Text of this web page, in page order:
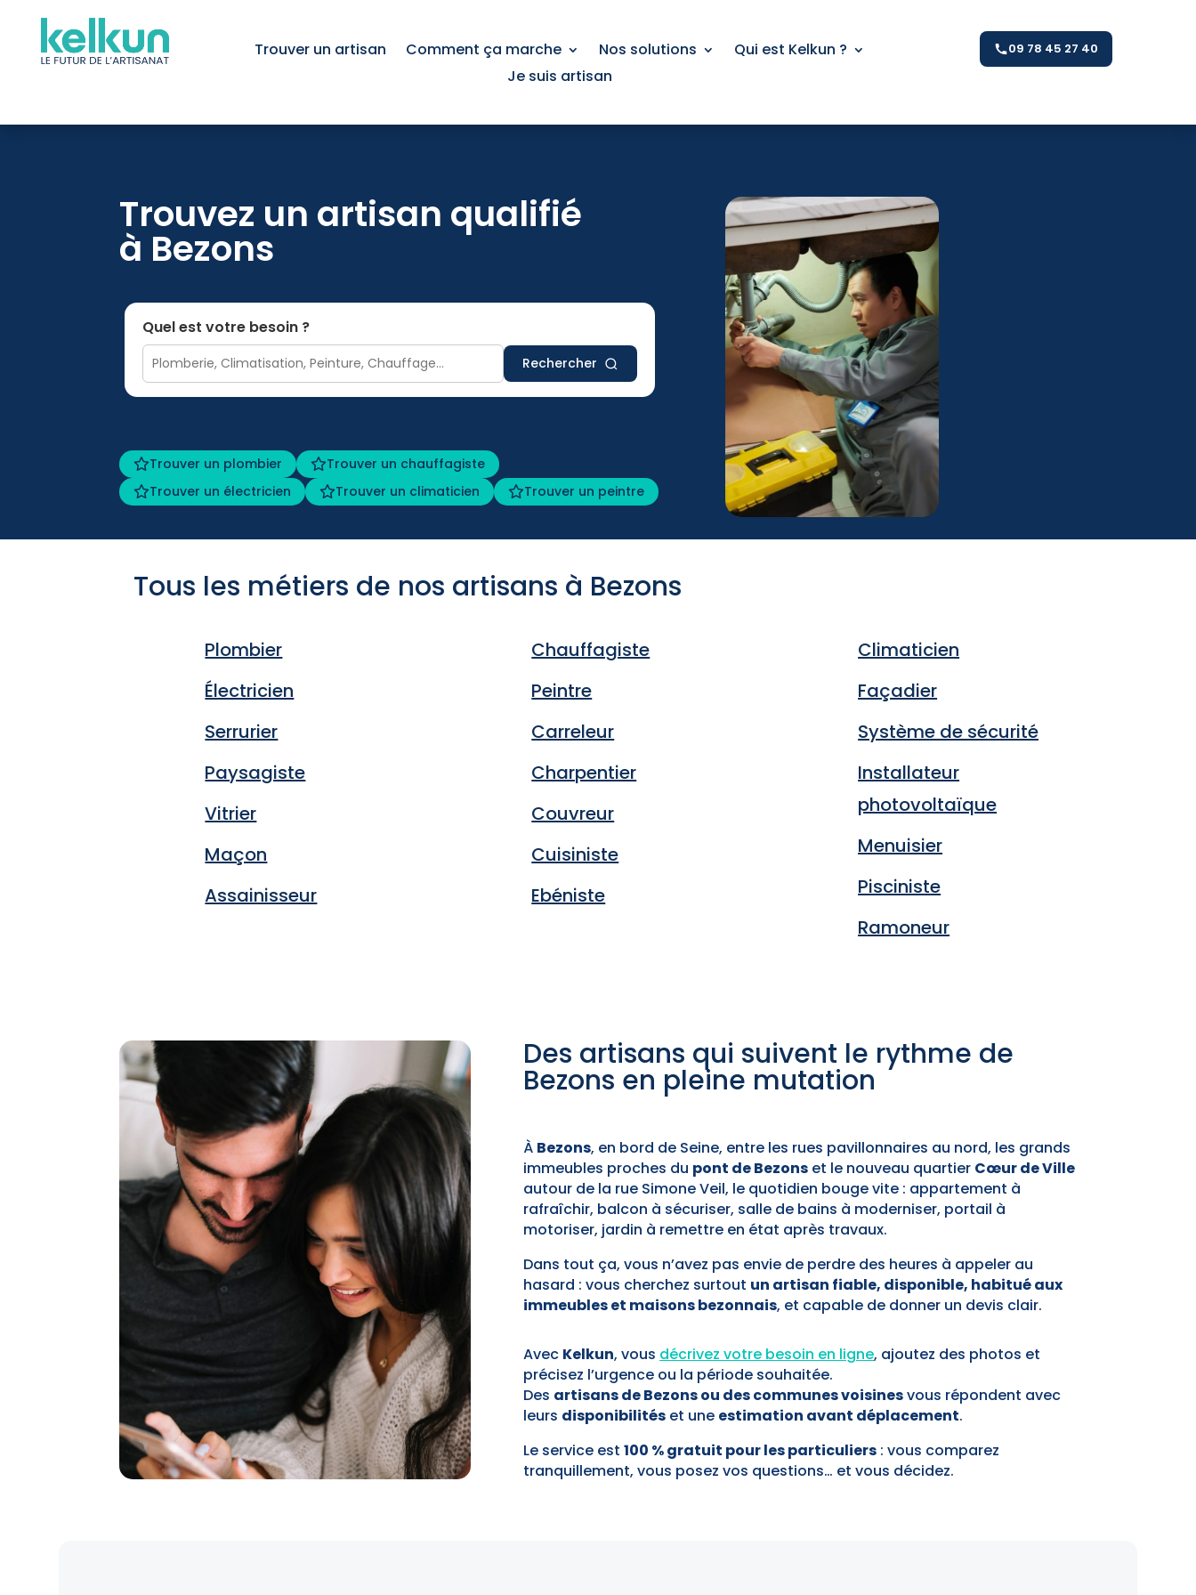
Trouver un artisan Comment ça marche Nos solutions
Qui est Kelkun ?
Je suis artisan
09 78 45 27 40
Trouvez un artisan qualifié
à Bezons
Quel est votre besoin ?
Rechercher
Trouver un plombier
Trouver un chauffagiste
Trouver un électricien
Trouver un climaticien Trouver un peintre
Tous les métiers de nos artisans à Bezons
Plombier
Électricien
Serrurier
Paysagiste
Vitrier
Maçon
Assainisseur
Chauffagiste
Peintre
Carreleur
Charpentier
Couvreur
Cuisiniste
Ebéniste
Climaticien
Façadier
Système de sécurité
Installateur
photovoltaïque
Menuisier
Pisciniste
Ramoneur
Des artisans qui suivent le rythme de
Bezons en pleine mutation
À Bezons, en bord de Seine, entre les rues pavillonnaires au nord, les grands
immeubles proches du pont de Bezons et le nouveau quartier Cœur de Ville
autour de la rue Simone Veil, le quotidien bouge vite : appartement à
rafraîchir, balcon à sécuriser, salle de bains à moderniser, portail à
motoriser, jardin à remettre en état après travaux.
Dans tout ça, vous n’avez pas envie de perdre des heures à appeler au
hasard : vous cherchez surtout un artisan fiable, disponible, habitué aux
immeubles et maisons bezonnais, et capable de donner un devis clair.
Avec Kelkun, vous décrivez votre besoin en ligne, ajoutez des photos et
précisez l’urgence ou la période souhaitée.
Des artisans de Bezons ou des communes voisinesvous répondent avec
leurs disponibilités et une estimation avant déplacement.
Le service est100 % gratuit pour les particuliers : vous comparez
tranquillement, vous posez vos questions… et vous décidez.